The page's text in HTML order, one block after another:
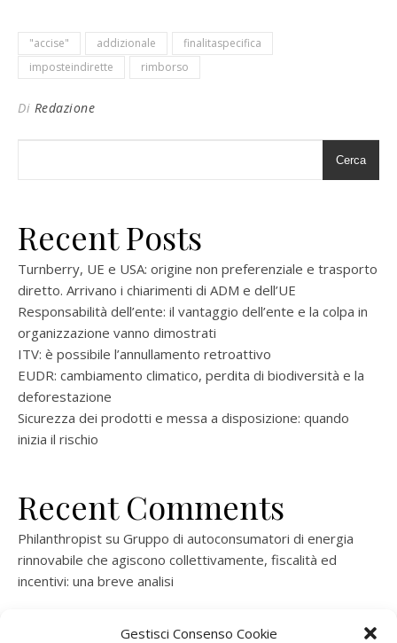
Gestisci Consenso Cookie
"accise" addizionale
finalitaspecifica
imposteindirette
rimborso
Di Redazione
Cerca
Recent Posts
Turnberry, UE e USA: origine non preferenziale e trasporto
diretto. Arrivano i chiarimenti di ADM e dell’UE
Responsabilità dell’ente: il vantaggio dell’ente e la colpa in
organizzazione vanno dimostrati
ITV: è possibile l’annullamento retroattivo
EUDR: cambiamento climatico, perdita di biodiversità e la
deforestazione
Sicurezza dei prodotti e messa a disposizione: quando
inizia il rischio
Recent Comments
Philanthropist su Gruppo di autoconsumatori di energia
rinnovabile che agiscono collettivamente, fiscalità ed
incentivi: una breve analisi
rinnovabile che agiscono collettivamente, fiscalità ed